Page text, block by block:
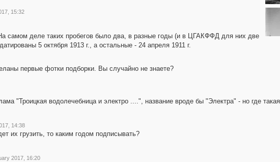
15:32
самом деле таких пробегов было два, в разные годы (и в ЦГАКФФД для них две
5 октября 1913 г., а остальные - 24 апреля 1911 г.
первые фотки подборки. Вы случайно не знаете?
"Троицкая водолечебница и электро ....", название вроде бы "Электра" - но где
14:38
их грузить, то каким годом подписывать?
2017, 16:20